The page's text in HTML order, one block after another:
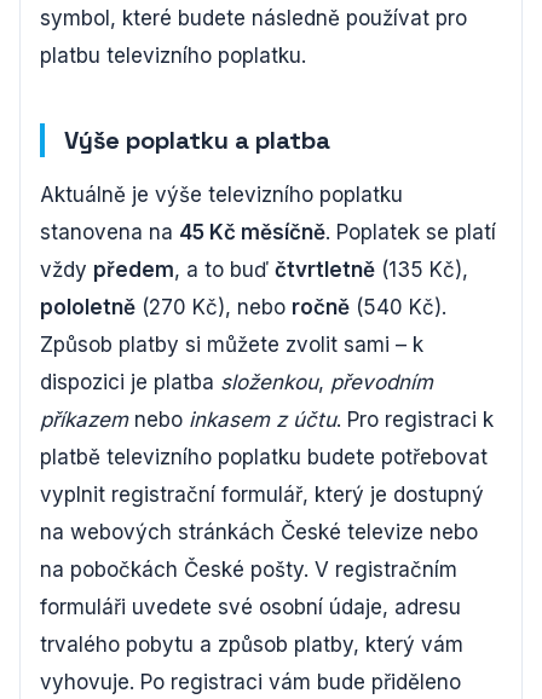
symbol, které budete následně používat pro
platbu televizního poplatku.
Výše poplatku a platba
Aktuálně je výše televizního poplatku
stanovena na 45 Kč měsíčně. Poplatek se platí
vždy předem, a to buď čtvrtletně (135 Kč),
pololetně (270 Kč), nebo ročně (540 Kč).
Způsob platby si můžete zvolit sami – k
dispozici je platba složenkou, převodním
příkazemnebo inkasem z účtu. Pro registraci k
platbě televizního poplatku budete potřebovat
vyplnit registrační formulář, který je dostupný
na webových stránkách České televize nebo
na pobočkách České pošty. V registračním
formuláři uvedete své osobní údaje, adresu
trvalého pobytu a způsob platby, který vám
vyhovuje. Po registraci vám bude přiděleno